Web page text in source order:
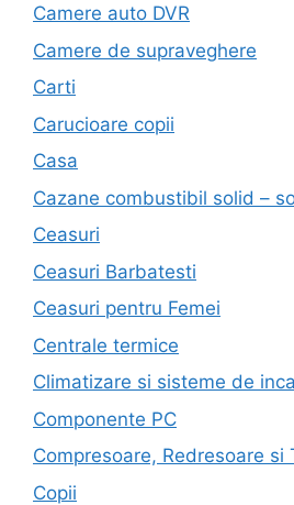
Camere auto DVR
Camere de supraveghere
Carti
Carucioare copii
Casa
Cazane combustibil solid –
Ceasuri
Ceasuri Barbatesti
Ceasuri pentru Femei
Centrale termice
Climatizare si sisteme de
Componente PC
Compresoare, Redresoare si
Copii